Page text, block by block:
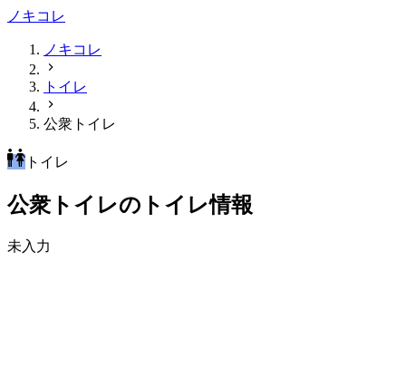
ノキコレ
ノキコレ
トイレ
公衆トイレ
トイレ
公衆トイレのトイレ情報
未入力